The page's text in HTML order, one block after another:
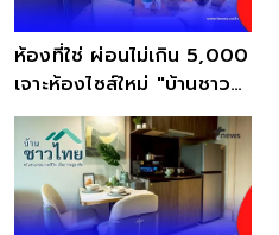
ห้องที่ใช่ ผ่อนไม่เกิน 5,000
เจาะห้องไซส์ใหม่ "บ้านชาว
ไทย" เอาใจนักศึกษา